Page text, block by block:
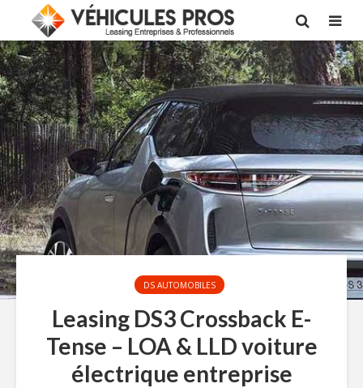
DS AUTOMOBILES
Leasing DS3 Crossback E-
Tense – LOA & LLD voiture
électrique entreprise